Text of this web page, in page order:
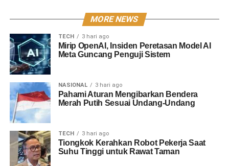
MORE NEWS
TECH 3 hari ago
Mirip OpenAI, Insiden Peretasan Model AI
Meta Guncang Penguji Sistem
NASIONAL 3 hari ago
Pahami Aturan Mengibarkan Bendera
Merah Putih Sesuai Undang-Undang
TECH 3 hari ago
Tiongkok Kerahkan Robot Pekerja Saat
Suhu Tinggi untuk Rawat Taman